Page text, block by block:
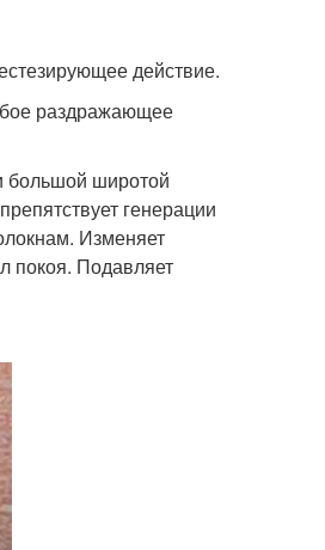
действие.
раздражающее
большой широтой
генерации
Изменяет
покоя. Подавляет